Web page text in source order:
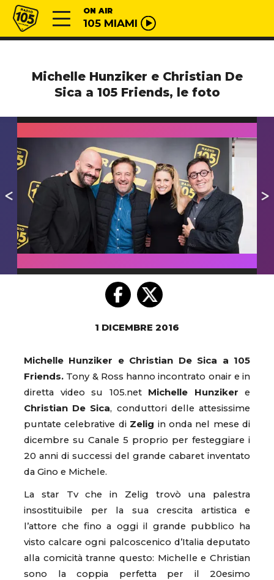
Vai al contenuto
Radio 105 ON AIR
105 MIAMI
Michelle Hunziker e Christian De
Sica a 105 Friends, le foto
1 DICEMBRE 2016
Michelle Hunziker e Christian De Sica a 105
Friends. Tony & Ross hanno incontrato onair e in
diretta video su 105.net Michelle Hunziker e
Christian De Sica, conduttori delle attesissime
puntate celebrative di Zelig in onda nel mese di
dicembre su Canale 5 proprio per festeggiare i
20 anni di successi del grande cabaret inventato
da Gino e Michele.
La star Tv che in Zelig trovò una palestra
insostituibile per la sua crescita artistica e
l’attore che fino a oggi il grande pubblico ha
visto calcare ogni palcoscenico d’Italia deputato
alla comicità tranne questo: Michelle e Christian
sono la coppia perfetta per il 20esimo